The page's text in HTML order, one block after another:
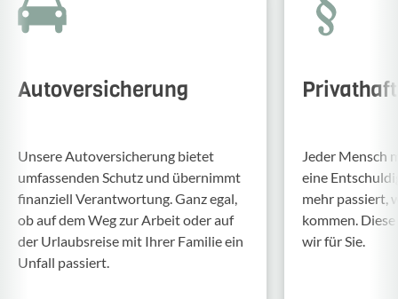
Autoversicherung
Unsere Auto­ver­si­che­rung bietet
umfas­senden Schutz und über­nimmt
finan­ziell Verant­wor­tung. Ganz egal,
ob auf dem Weg zur Arbeit oder auf
der Urlaubs­reise mit Ihrer Familie ein
Unfall passiert.
Jeder Mensch
eine
mehr passiert,
kommen.
wir für Sie.